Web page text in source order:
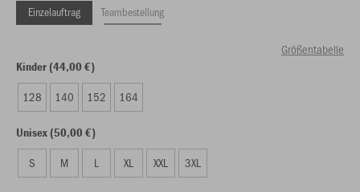
Einzelauftrag Teambestellung
Größentabelle
Kinder (44,00 €)
128 140 152 164
Unisex (50,00 €)
S M L XL XXL 3XL